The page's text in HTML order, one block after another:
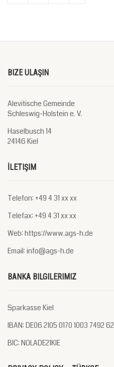
BIZE ULAŞIN
Alevitische Gemeinde
Schleswig-Holstein e. V.
Haselbusch 14
24146 Kiel
İLETIŞIM
Telefon: +49 4 31 xx xx
Telefax: +49 4 31 xx xx
Web: https://www.ags-h.de
Email: info@ags-h.de
BANKA BILGILERIMIZ
Sparkasse Kiel
IBAN: DE06 2105 0170 1003 7492 62
BIC: NOLADE21KIE